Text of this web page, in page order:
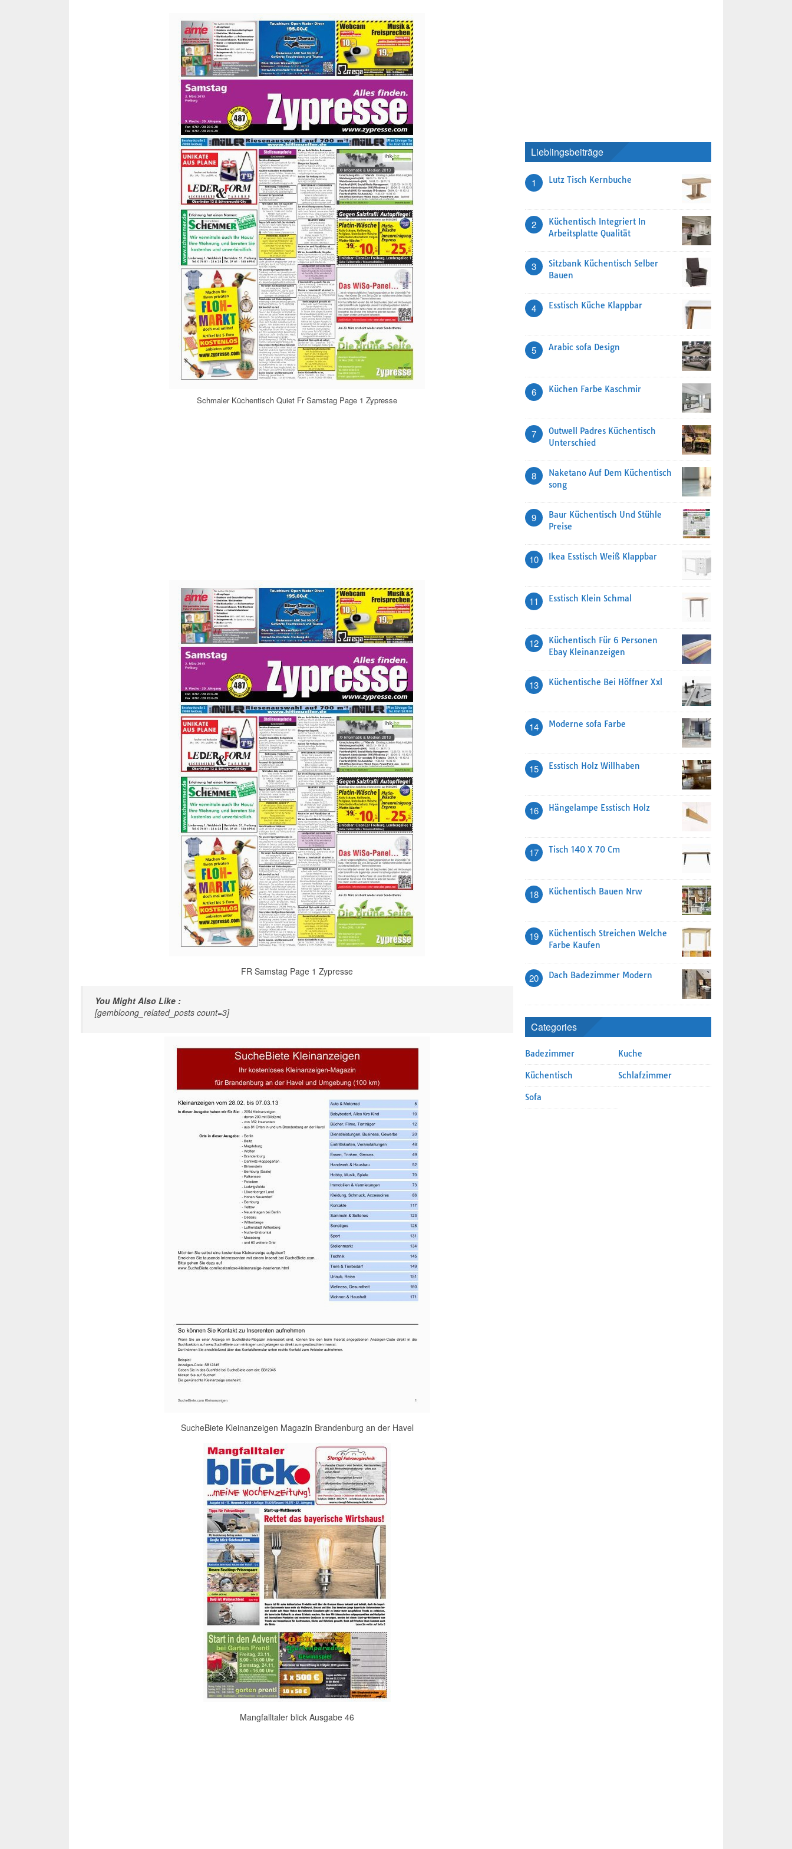
Schmaler Küchentisch Quiet Fr Samstag Page 1 Zypresse
FR Samstag Page 1 Zypresse
You Might Also Like :
[gembloong_related_posts count=3]
SucheBiete Kleinanzeigen Magazin Brandenburg an der Havel
Mangfalltaler blick Ausgabe 46
Lieblingsbeiträge
1 Lutz Tisch Kernbuche
2
Küchentisch Integriert In
Arbeitsplatte Qualität
3
Sitzbank Küchentisch Selber
Bauen
4 Esstisch Küche Klappbar
5 Arabic sofa Design
6 Küchen Farbe Kaschmir
7
Outwell Padres Küchentisch
Unterschied
8
Naketano Auf Dem Küchentisch
song
9
Baur Küchentisch Und Stühle
Preise
10 Ikea Esstisch Weiß Klappbar
11 Esstisch Klein Schmal
12
Küchentisch Für 6 Personen
Ebay Kleinanzeigen
13 Küchentische Bei Höffner Xxl
14 Moderne sofa Farbe
15 Esstisch Holz Willhaben
16 Hängelampe Esstisch Holz
17 Tisch 140 X 70 Cm
18 Küchentisch Bauen Nrw
19
Küchentisch Streichen Welche
Farbe Kaufen
20 Dach Badezimmer Modern
Categories
Badezimmer Kuche
Küchentisch Schlafzimmer
Sofa